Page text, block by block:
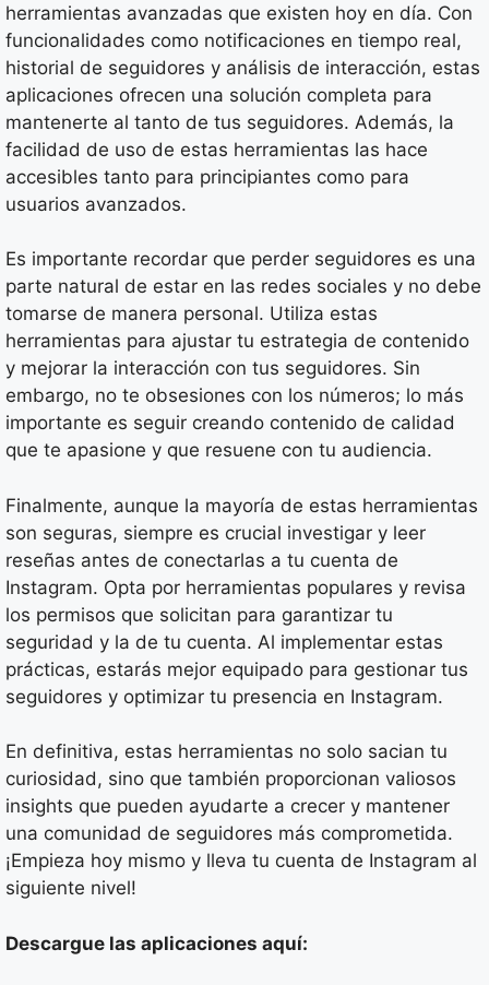
herramientas avanzadas que existen hoy en día. Con
funcionalidades como notificaciones en tiempo real,
historial de seguidores y análisis de interacción, estas
aplicaciones ofrecen una solución completa para
mantenerte al tanto de tus seguidores. Además, la
facilidad de uso de estas herramientas las hace
accesibles tanto para principiantes como para
usuarios avanzados.
Es importante recordar que perder seguidores es una
parte natural de estar en las redes sociales y no debe
tomarse de manera personal. Utiliza estas
herramientas para ajustar tu estrategia de contenido
y mejorar la interacción con tus seguidores. Sin
embargo, no te obsesiones con los números; lo más
importante es seguir creando contenido de calidad
que te apasione y que resuene con tu audiencia.
Finalmente, aunque la mayoría de estas herramientas
son seguras, siempre es crucial investigar y leer
reseñas antes de conectarlas a tu cuenta de
Instagram. Opta por herramientas populares y revisa
los permisos que solicitan para garantizar tu
seguridad y la de tu cuenta. Al implementar estas
prácticas, estarás mejor equipado para gestionar tus
seguidores y optimizar tu presencia en Instagram.
En definitiva, estas herramientas no solo sacian tu
curiosidad, sino que también proporcionan valiosos
insights que pueden ayudarte a crecer y mantener
una comunidad de seguidores más comprometida.
¡Empieza hoy mismo y lleva tu cuenta de Instagram al
siguiente nivel!
Descargue las aplicaciones aquí: